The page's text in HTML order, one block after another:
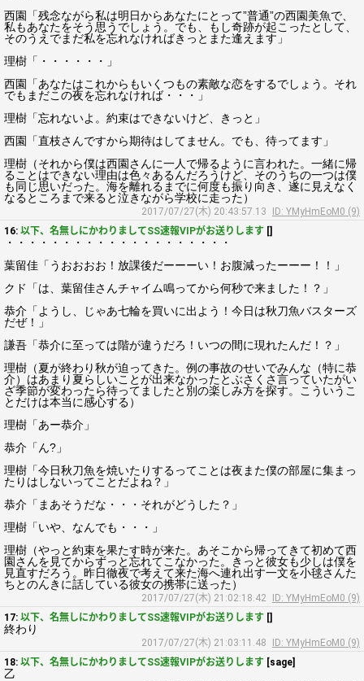
西園「残念ながら私は明日からあなたにとって”普通”の西園美魚で、
私もあなたをそう思うでしょう。でも、もし奇跡が起こったとして、
そのうえでまだ私を忘れなければきっとまた逢えます」
理樹「・・・・・・」
西園「あなたはこれからもいくつもの素敵な恋をするでしょう。それ
でもまだこの夜を忘れなければ・・・」
理樹「忘れないよ。約束はできないけど、きっと」
西園「直枝さんですから期待はしてません。でも、待ってます」
理樹（それから僕は西園さんに一人で帰るように言われた。一緒に帰
ることはできない理由は色々あるんだろうけど、そのうちの一つは僕
も同じ思いだった。海を離れるまでに何度も振り向き、遂に見えなく
なるところまで来ると泣きながら学校に走った）
2017/07/27(木) 20:43:57.13
ID: YMyHmEoM0 (9)
16: 以下、名無しにかわりましてSS速報VIPがお送りします []
・・・・・・・・・・・・・・・・・・・・
葉留佳「うおおおお！放課後だーーーい！お腹減ったーーー！！」
クド「は、葉留佳さんチャイム鳴ってから何秒で来ました！？」
恭介「ようし、じゃあ七輪を買いに出よう！今日は秋刀魚バスターズ
だぜ！」
謙吾「恭介に至っては階が違うだろ！いつの間に現れたんだ！？」
理樹（夏が終わり秋が迫ってきた。例の事故のせいでみんな（特に恭
介）はあまり夏らしいことが出来なかったとぶさくさ言っていたがい
ざ季節が変わったら待ってましたと別の楽しみ方を探す。こういうこ
とだけは本当に感心する）
理樹「あー恭介」
恭介「ん?」
理樹「今日秋刀魚を焼いたりするってことは夜また僕の部屋に集まっ
たりはしないってことだよね？」
恭介「まあそうだな・・・それがどうした？」
理樹「いや、なんでも・・・」
理樹（やっと約束を果たす時が来た。あそこから帰ってきて初めて西
園さんを見てからずっと忘れてこなかった。きっと彼女も少しは僕を
見直すだろう。昨日徹夜で考えて来た海へ連れ出す一文を小毬さんた
ちとのんきに話している彼女の携帯に送った）
2017/07/27(木) 21:02:18.42
ID: YMyHmEoM0 (9)
17: 以下、名無しにかわりましてSS速報VIPがお送りします []
終わり
2017/07/27(木) 21:03:11.48
ID: YMyHmEoM0 (9)
18: 以下、名無しにかわりましてSS速報VIPがお送りします [sage]
乙